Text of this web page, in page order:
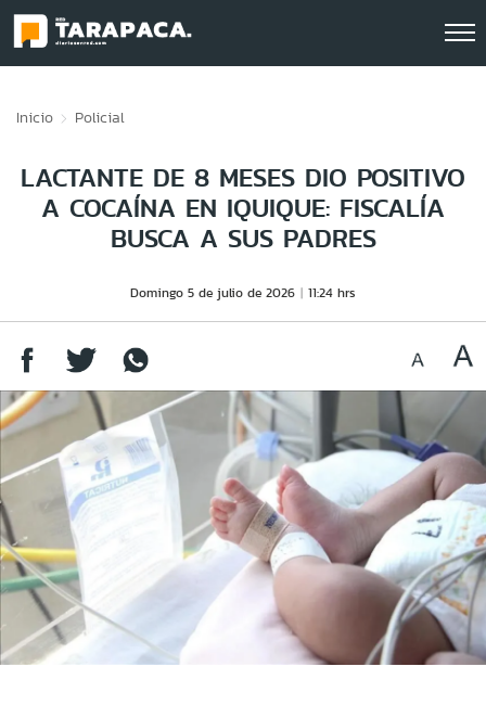
Inicio Policial
LACTANTE DE 8 MESES DIO POSITIVO
A COCAÍNA EN IQUIQUE: FISCALÍA
BUSCA A SUS PADRES
Domingo 5 de julio de 2026 11:24 hrs